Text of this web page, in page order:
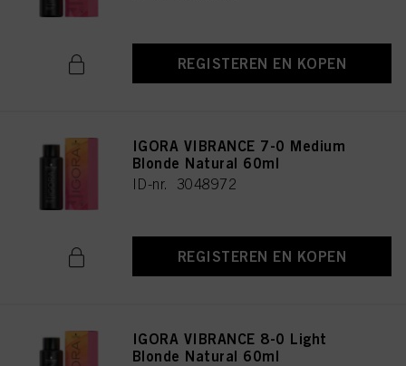
REGISTEREN EN KOPEN
IGORA VIBRANCE 7-0 Medium
Blonde Natural 60ml
ID-nr. 3048972
REGISTEREN EN KOPEN
IGORA VIBRANCE 8-0 Light
Blonde Natural 60ml